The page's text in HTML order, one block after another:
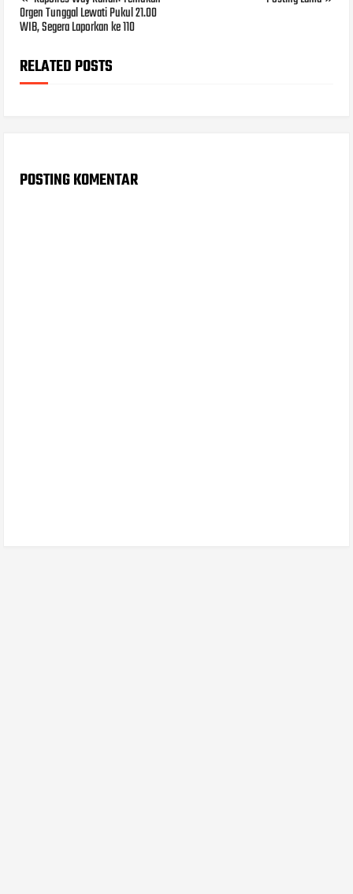
Orgen Tunggal Lewati Pukul 21.00
WIB, Segera Laporkan ke 110
RELATED POSTS
POSTING KOMENTAR